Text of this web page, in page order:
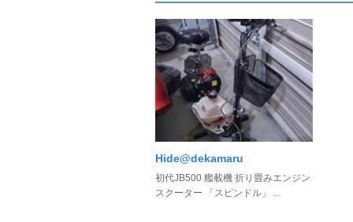
Hide@dekamaru
初代JB500 艦載機 折り畳みエンジン
スクーター 「スピンドル」 ...